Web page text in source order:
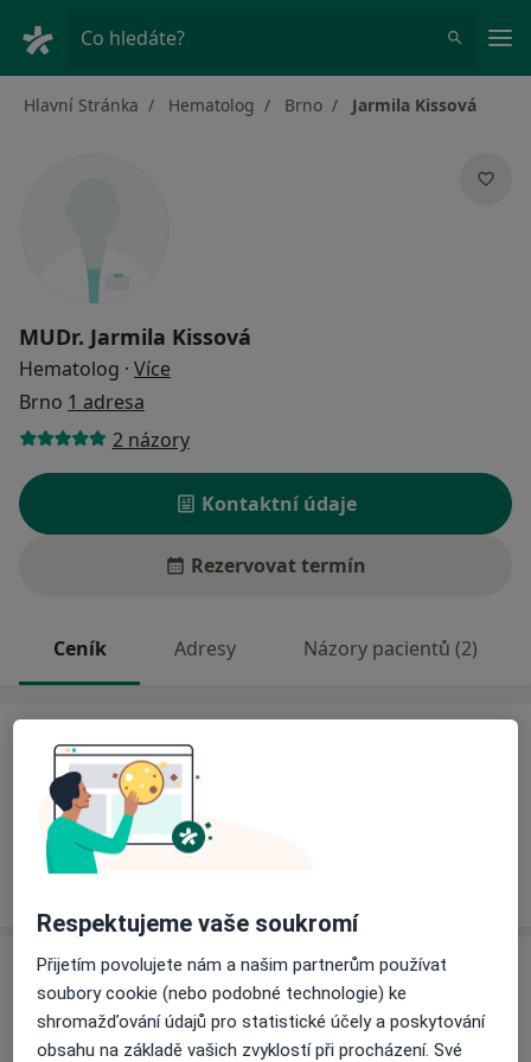
Co hledáte?
Hlavní Stránka Hematolog Brno Jarmila Kissová
MUDr. Jarmila Kissová
Hematolog · Více
Brno 1 adresa
2 názory
Kontaktní údaje
Rezervovat termín
Ceník Adresy Názory pacientů (2)
Ceník
Informace o službách a cenách nejsou k dispozici
Tento specialista ještě nepřidával žádné informace o
svých službách.
Adresa
Fakultní nemocnice Brno
Jihlavská 20, Brno-Bohunice,Brno625 00
Respektujeme vaše soukromí
Přijetím povolujete nám a našim partnerům používat
soubory cookie (nebo podobné technologie) ke
shromažďování údajů pro statistické účely a poskytování
obsahu na základě vašich zvyklostí při procházení. Své